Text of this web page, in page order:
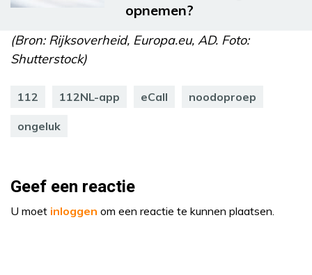
opnemen?
(Bron: Rijksoverheid, Europa.eu, AD. Foto:
Shutterstock)
112 112NL-app eCall noodoproep
ongeluk
Geef een reactie
U moet inloggen om een reactie te kunnen plaatsen.